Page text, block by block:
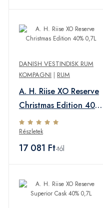
DANISH VESTINDISK RUM
KOMPAGNI | RUM
A. H. Riise XO Reserve
Christmas Edition 40%
0,7L
Részletek
17 081 Ft-tól